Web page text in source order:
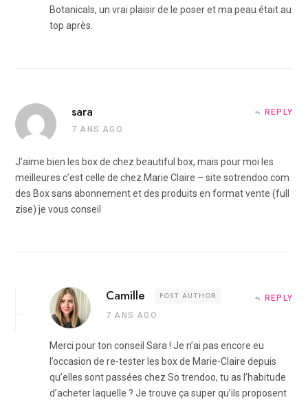
Botanicals, un vrai plaisir de le poser et ma peau était au
top après.
sara
7 ANS AGO
REPLY
J’aime bien les box de chez beautiful box, mais pour moi les
meilleures c’est celle de chez Marie Claire – site sotrendoo.com
des Box sans abonnement et des produits en format vente (full
zise) je vous conseil
Camille POST AUTHOR
7 ANS AGO
REPLY
Merci pour ton conseil Sara ! Je n’ai pas encore eu
l’occasion de re-tester les box de Marie-Claire depuis
qu’elles sont passées chez So trendoo, tu as l’habitude
d’acheter laquelle ? Je trouve ça super qu’ils proposent